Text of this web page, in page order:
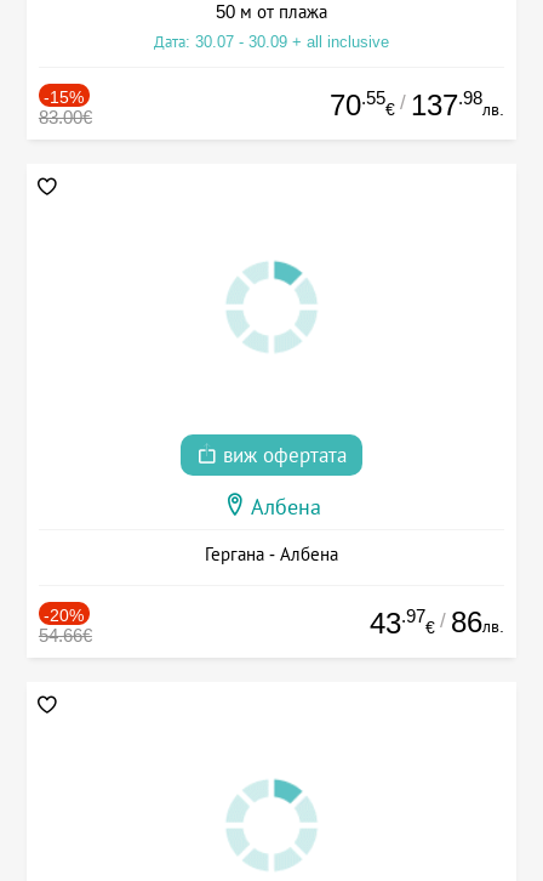
50 м от плажа
Дата: 30.07 - 30.09 + all inclusive
-15%
83.00€ 70.55
€ / 137.98
лв.
виж офертата
Албена
Гергана - Албена
-20%
54.66€ 43.97
€ / 86лв.